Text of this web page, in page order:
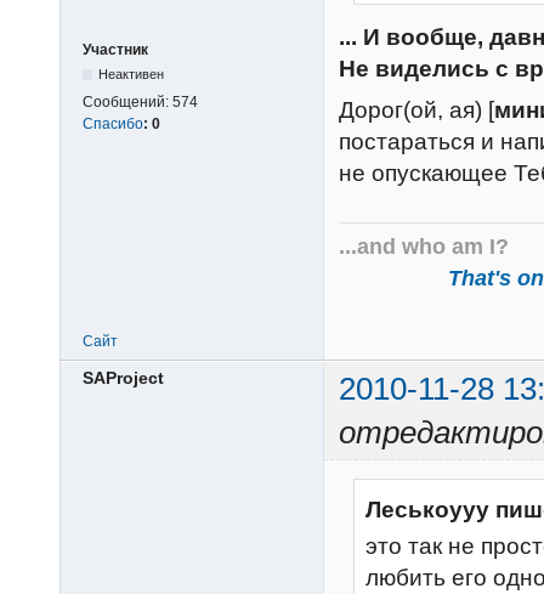
Участник
Неактивен
Сообщений: 574
Спасибо: 0
... И вообще,
Не виделись с
Дорог(ой, ая) [
постараться и
не опускающее
...and who am I?
That's
Сайт
SAProject
2010-11-28
Леськоууу
это так не
любить его